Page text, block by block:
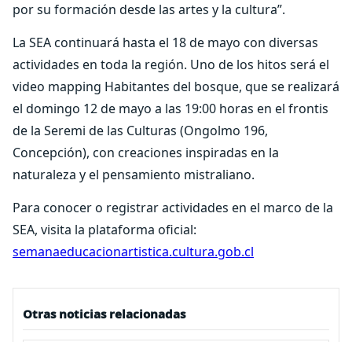
por su formación desde las artes y la cultura”.
La SEA continuará hasta el 18 de mayo con diversas
actividades en toda la región. Uno de los hitos será el
video mapping Habitantes del bosque, que se realizará
el domingo 12 de mayo a las 19:00 horas en el frontis
de la Seremi de las Culturas (Ongolmo 196,
Concepción), con creaciones inspiradas en la
naturaleza y el pensamiento mistraliano.
Para conocer o registrar actividades en el marco de la
SEA, visita la plataforma oficial:
semanaeducacionartistica.cultura.gob.cl
Otras noticias relacionadas